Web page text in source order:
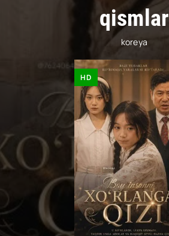
qismlar
koreya
HD